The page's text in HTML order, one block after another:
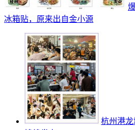
冰箱贴，原来出自金小源
杭州港